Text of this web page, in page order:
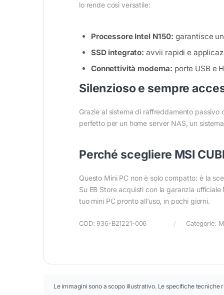
lo rende così versatile:
Processore Intel N150: garantisce
SSD integrato: avvii rapidi e
Connettività moderna: porte USB e
Silenzioso e sempre
Grazie al sistema di raffreddamento passivo
perfetto per un home server NAS, un
Perché scegliere MSI
Questo Mini PC non è solo compatto: è la
Su EB Store acquisti con la garanzia
tuo mini PC pronto all’uso, in pochi giorni.
COD: 936-B21221-006 Categorie:
Le immagini sono a scopo illustrativo. Le specifiche